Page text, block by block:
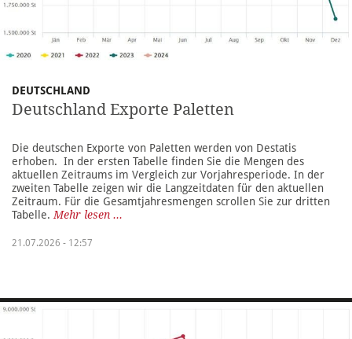
DEUTSCHLAND
Deutschland Exporte Paletten
Die deutschen Exporte von Paletten werden von Destatis
erhoben. In der ersten Tabelle finden Sie die Mengen des
aktuellen Zeitraums im Vergleich zur Vorjahresperiode. In der
zweiten Tabelle zeigen wir die Langzeitdaten für den aktuellen
Zeitraum. Für die Gesamtjahresmengen scrollen Sie zur dritten
Tabelle. Mehr lesen ...
21.07.2026 - 12:57